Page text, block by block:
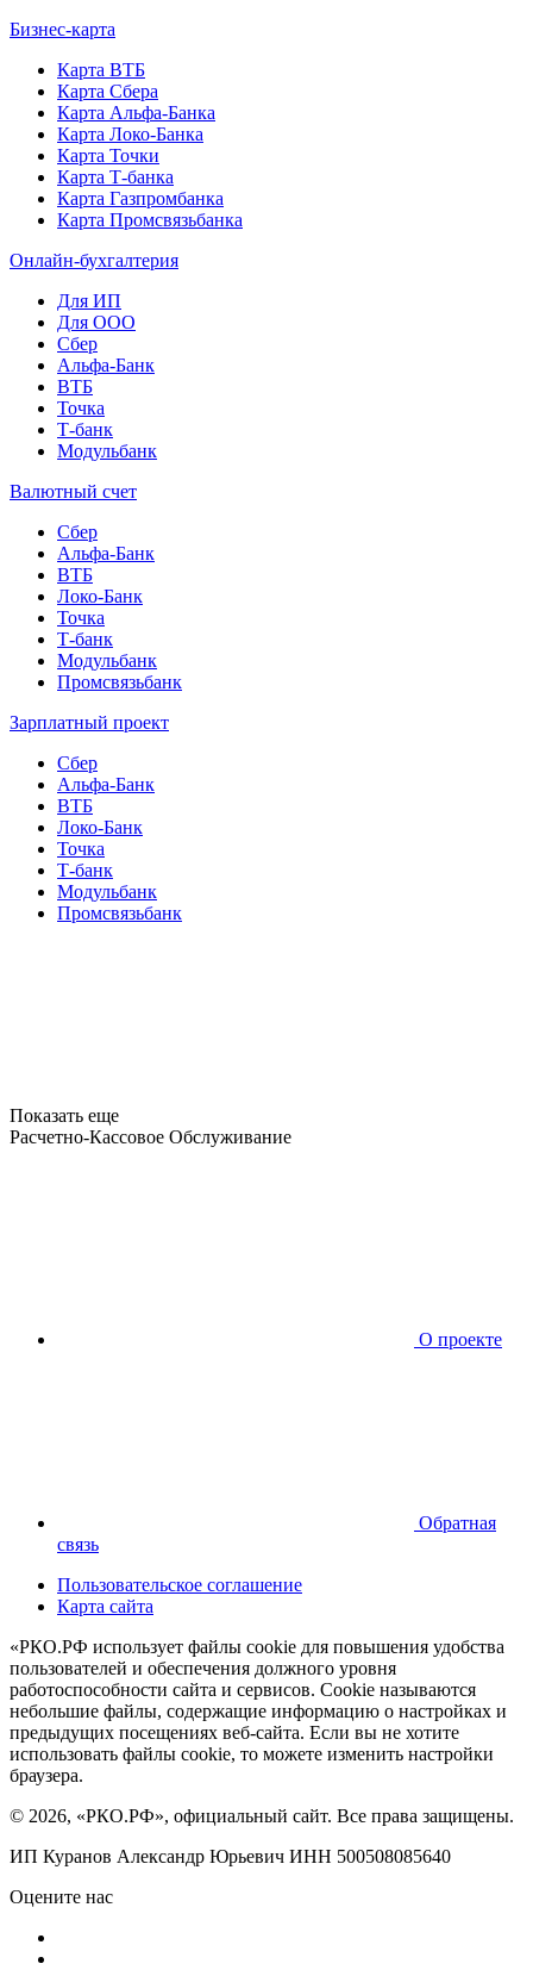
Бизнес-карта
Карта ВТБ
Карта Сбера
Карта Альфа-Банка
Карта Локо-Банка
Карта Точки
Карта Т-банка
Карта Газпромбанка
Карта Промсвязьбанка
Онлайн-бухгалтерия
Для ИП
Для ООО
Сбер
Альфа-Банк
ВТБ
Точка
Т-банк
Модульбанк
Валютный счет
Сбер
Альфа-Банк
ВТБ
Локо-Банк
Точка
Т-банк
Модульбанк
Промсвязьбанк
Зарплатный проект
Сбер
Альфа-Банк
ВТБ
Локо-Банк
Точка
Т-банк
Модульбанк
Промсвязьбанк
Показать еще
Расчетно-Кассовое Обслуживание
О проекте
Обратная
связь
Пользовательское соглашение
Карта сайта
«РКО.РФ использует файлы cookie для повышения удобства
пользователей и обеспечения должного уровня
работоспособности сайта и сервисов. Cookie называются
небольшие файлы, содержащие информацию о настройках и
предыдущих посещениях веб-сайта. Если вы не хотите
использовать файлы cookie, то можете изменить настройки
браузера.
© 2026, «РКО.РФ», официальный сайт. Все права защищены.
ИП Куранов Александр Юрьевич ИНН 500508085640
Оцените нас